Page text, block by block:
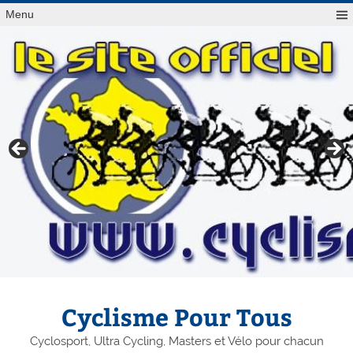
Menu
Cyclisme Pour Tous
Cyclosport, Ultra Cycling, Masters et Vélo pour chacun